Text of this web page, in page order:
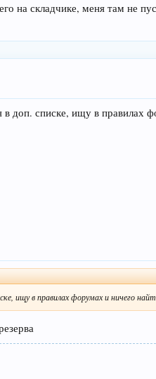
на складчике, меня там не
доп. списке, ищу в правилах
ищу в правилах форумах и ничего